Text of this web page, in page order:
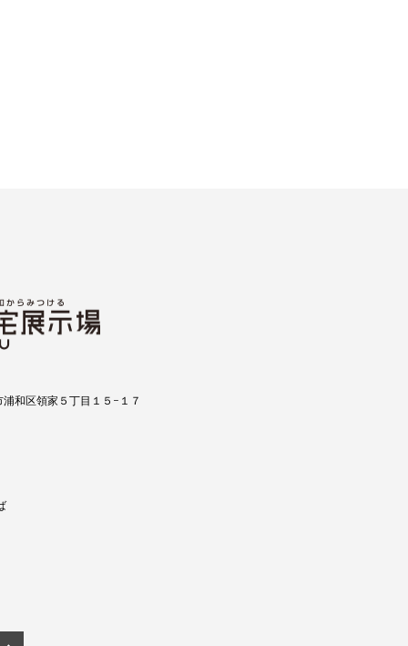
和区領家５丁目１５−１７